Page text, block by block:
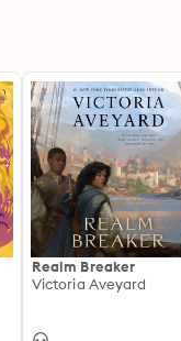
Realm Breaker
Victoria Aveyard